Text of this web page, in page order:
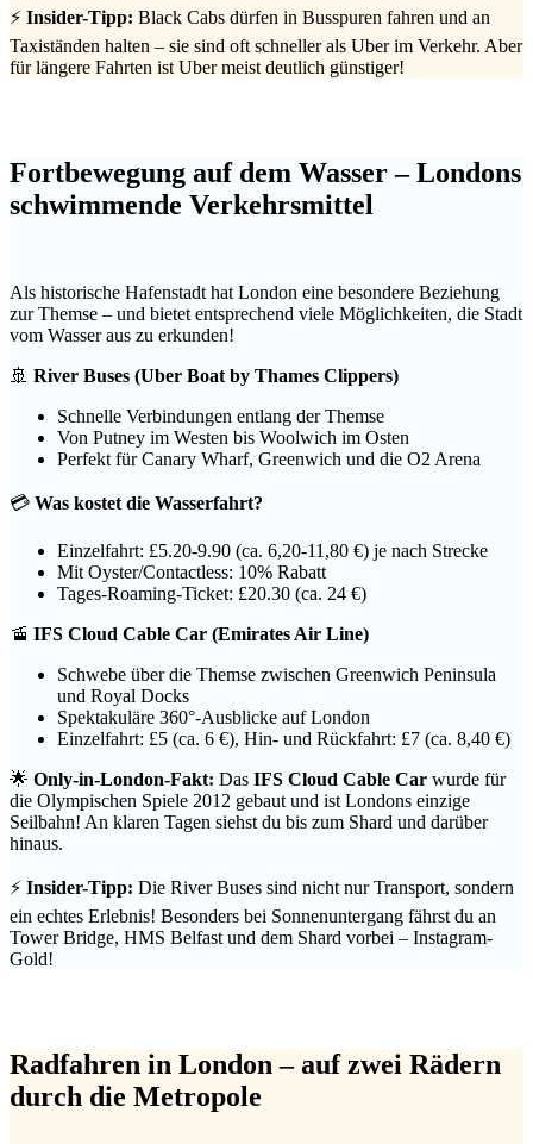
⚡ Insider-Tipp: Black Cabs dürfen in Busspuren fahren und an
Taxiständen halten – sie sind oft schneller als Uber im Verkehr. Aber
für längere Fahrten ist Uber meist deutlich günstiger!
Fortbewegung auf dem Wasser – Londons
schwimmende Verkehrsmittel
Als historische Hafenstadt hat London eine besondere Beziehung
zur Themse – und bietet entsprechend viele Möglichkeiten, die Stadt
vom Wasser aus zu erkunden!
🚢 River Buses (Uber Boat by Thames Clippers)
Schnelle Verbindungen entlang der Themse
Von Putney im Westen bis Woolwich im Osten
Perfekt für Canary Wharf, Greenwich und die O2 Arena
💳 Was kostet die Wasserfahrt?
Einzelfahrt: £5.20-9.90 (ca. 6,20-11,80 €) je nach Strecke
Mit Oyster/Contactless: 10% Rabatt
Tages-Roaming-Ticket: £20.30 (ca. 24 €)
🚡 IFS Cloud Cable Car (Emirates Air Line)
Schwebe über die Themse zwischen Greenwich Peninsula
und Royal Docks
Spektakuläre 360°-Ausblicke auf London
Einzelfahrt: £5 (ca. 6 €), Hin- und Rückfahrt: £7 (ca. 8,40 €)
🌟 Only-in-London-Fakt: Das IFS Cloud Cable Car wurde für
die Olympischen Spiele 2012 gebaut und ist Londons einzige
Seilbahn! An klaren Tagen siehst du bis zum Shard und darüber
hinaus.
⚡ Insider-Tipp: Die River Buses sind nicht nur Transport, sondern
ein echtes Erlebnis! Besonders bei Sonnenuntergang fährst du an
Tower Bridge, HMS Belfast und dem Shard vorbei – Instagram-
Gold!
Radfahren in London – auf zwei Rädern
durch die Metropole